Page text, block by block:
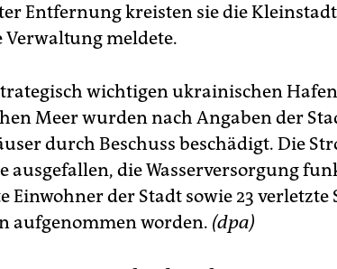
Entfernung kreisten sie die
meldete.
wichtigen ukrainischen
Meer wurden nach Angaben der
durch Beschuss beschädigt. Die
ausgefallen, die Wasserversorgung
Einwohner der Stadt sowie 23 verletzte
aufgenommen worden. (dpa)